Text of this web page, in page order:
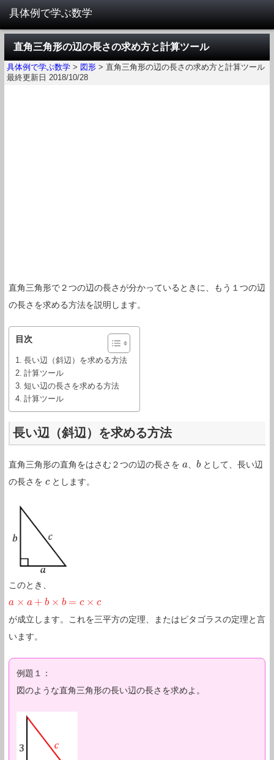
直角三角形の辺の長さの求め方と計算ツール
具体例で学ぶ数学 > 図形 > 直角三角形の辺の長さの求め方と計算ツール
最終更新日 2018/10/28
直角三角形で２つの辺の長さが分かっているときに、もう１つの辺
の長さを求める方法を説明します。
目次
長い辺（斜辺）を求める方法
計算ツール
短い辺の長さを求める方法
計算ツール
長い辺（斜辺）を求める方法
直角三角形の直角をはさむ２つの辺の長さを a
a 、b
bとして、長い辺
の長さを c
cとします。
このとき、
a × a + b × b = c × c
a×a +b ×b =c ×c
が成立します。これを三平方の定理、またはピタゴラスの定理と言
います。
例題１：
図のような直角三角形の長い辺の長さを求めよ。